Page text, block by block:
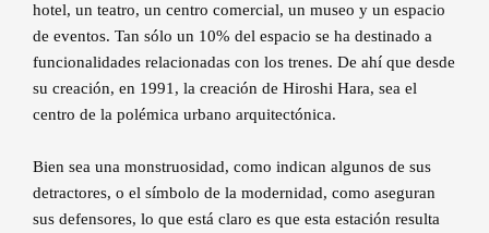
hotel, un teatro, un centro comercial, un museo y un espacio
de eventos. Tan sólo un 10% del espacio se ha destinado a
funcionalidades relacionadas con los trenes. De ahí que desde
su creación, en 1991, la creación de Hiroshi Hara, sea el
centro de la polémica urbano arquitectónica.
Bien sea una monstruosidad, como indican algunos de sus
detractores, o el símbolo de la modernidad, como aseguran
sus defensores, lo que está claro es que esta estación resulta